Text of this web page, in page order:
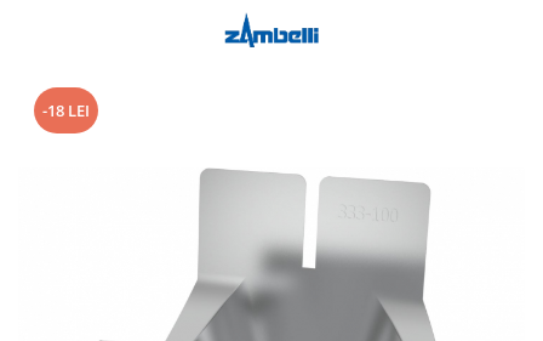
Termoizolatii Bauder
Membrane lichide
-18 LEI